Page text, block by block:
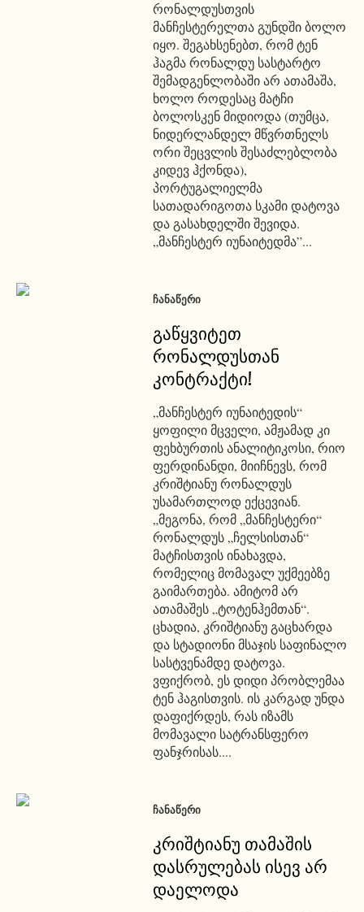
რონალდუსთვის
მანჩესტერელთა გუნდში ბოლო
იყო. შეგახსენებთ, რომ ტენ
ჰაგმა რონალდუ სასტარტო
შემადგენლობაში არ ათამაშა,
ხოლო როდესაც მატჩი
ბოლოსკენ მიდიოდა (თუმცა,
ნიდერლანდელ მწვრთნელს
ორი შეცვლის შესაძლებლობა
კიდევ ჰქონდა),
პორტუგალიელმა
სათადარიგოთა სკამი დატოვა
და გასახდელში შევიდა.
„მანჩესტერ იუნაიტედმა”...
ᲩᲐᲜᲐᲬᲔᲠᲘ
გაწყვიტეთ
რონალდუსთან
კონტრაქტი!
„მანჩესტერ იუნაიტედის“
ყოფილი მცველი, ამჟამად კი
ფეხბურთის ანალიტიკოსი, რიო
ფერდინანდი, მიიჩნევს, რომ
კრიშტიანუ რონალდუს
უსამართლოდ ექცევიან.
„მეგონა, რომ „მანჩესტერი“
რონალდუს „ჩელსისთან“
მატჩისთვის ინახავდა,
რომელიც მომავალ უქმეებზე
გაიმართება. ამიტომ არ
ათამაშეს „ტოტენჰემთან“.
ცხადია, კრიშტიანუ გაცხარდა
და სტადიონი მსაჯის საფინალო
სასტვენამდე დატოვა.
ვფიქრობ, ეს დიდი პრობლემაა
ტენ ჰაგისთვის. ის კარგად უნდა
დაფიქრდეს, რას იზამს
მომავალი სატრანსფერო
ფანჯრისას....
ᲩᲐᲜᲐᲬᲔᲠᲘ
კრიშტიანუ თამაშის
დასრულებას ისევ არ
დაელოდა